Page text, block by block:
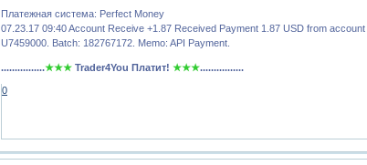
Платежная система: Perfect Money
07.23.17 09:40 Account Receive +1.87 Received Payment 1.87 USD from
U7459000. Batch: 182767172. Memo: API Payment.
................★★★ Trader4You Платит!★★★................
0